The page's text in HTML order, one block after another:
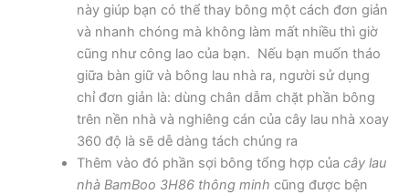
này giúp bạn có thể thay bông một cách đơn giản
và nhanh chóng mà không làm mất nhiều thì giờ
cũng như công lao của bạn. Nếu bạn muốn tháo
giữa bàn giữ và bông lau nhà ra, người sử dụng
chỉ đơn giản là: dùng chân dẫm chặt phần bông
trên nền nhà và nghiêng cán của cây lau nhà xoay
360 độ là sẽ dễ dàng tách chúng ra
Thêm vào đó phần sợi bông tổng hợp của cây lau
nhà BamBoo 3H86 thông minh cũng được bện